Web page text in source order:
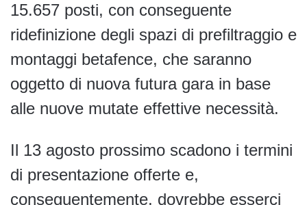
15.657 posti, con conseguente
ridefinizione degli spazi di prefiltraggio e
montaggi betafence, che saranno
oggetto di nuova futura gara in base
alle nuove mutate effettive necessità.
Il 13 agosto prossimo scadono i termini
di presentazione offerte e,
conseguentemente, dovrebbe esserci